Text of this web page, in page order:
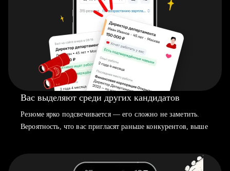
Вас выделяют среди других кандидатов
Резюме ярко подсвечивается — его сложно не заметить.
Вероятность, что вас пригласят раньше конкурентов, выше